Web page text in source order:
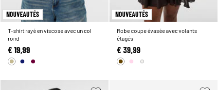
NOUVEAUTÉS
T-shirt rayé en viscose avec un col
rond
€ 19,99
NOUVEAUTÉS
Robe coupe évasée avec volants
étagés
€ 39,99